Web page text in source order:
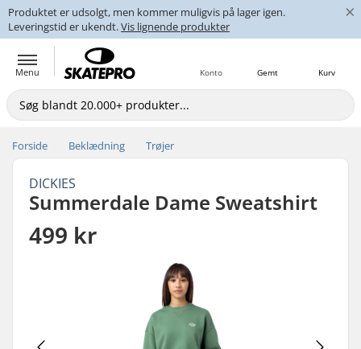
Produktet er udsolgt, men kommer muligvis på lager igen.
Leveringstid er ukendt.Vis lignende produkter
×
Menu Kurv
Gemt
Konto
Forside Beklædning Trøjer
DICKIES
Summerdale Dame Sweatshirt
499 kr